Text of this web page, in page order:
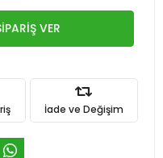
VER
İade ve Değişim